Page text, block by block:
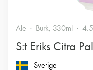
Ale Burk, 330ml
S:t Eriks Citra
Sverige